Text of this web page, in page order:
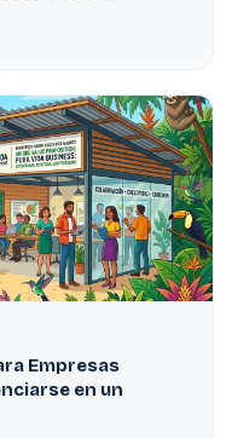
Empresas
en un